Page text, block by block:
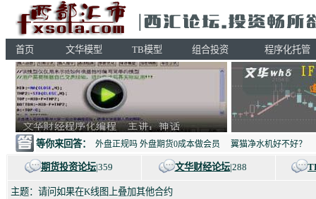
首页 文华模型 TB模型 组合投资 程序化托管
等你来回答： 外盘正规吗 外盘期货0成本做会员 翼猫净水机好不好？
期货投资论坛|359 文华财经论坛|288
主题：请问如果在K线图上叠加其他合约